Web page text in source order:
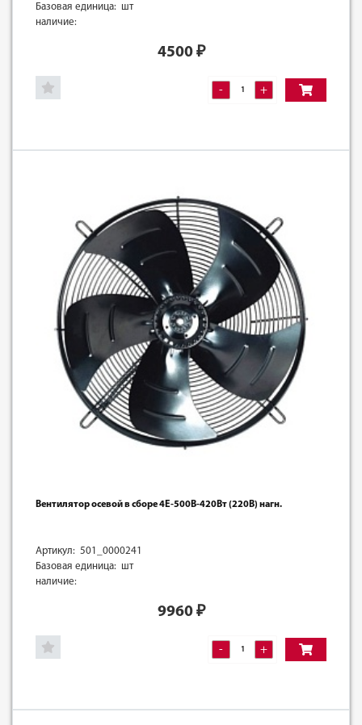
Базовая единица: шт
наличие:
4500₽
- +
Вентилятор осевой в сборе 4E-500B-420Вт (220В) нагн.
Артикул: 501_0000241
Базовая единица: шт
наличие:
9960₽
- +